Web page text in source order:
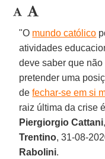
"O mundo católico
atividades
deve saber que
pretender uma
defechar-se em si
raiz última da crise
Piergiorgio Cattani
Trentino, 31-08-
Rabolini.